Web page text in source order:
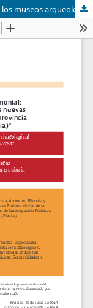
El turismo como propuesta patrimonial: de los museos arqueológicos a las nuevas alternativas lúdicas en la actual provincia de Guanentá (Santander, Colombia)